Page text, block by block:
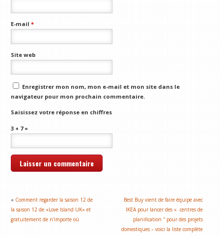
E-mail*
Site web
Enregistrer mon nom, mon e-mail et mon site dans le
navigateur pour mon prochain commentaire.
Saisissez votre réponse en chiffres
3 + 7 =
« Comment regarder la saison 12 de
la saison 12 de «Love Island UK» et
gratuitement de n'importe où
Best Buy vient de faire équipe avec
IKEA pour lancer des « centres de
planification '' pour des projets
domestiques – voici la liste complète